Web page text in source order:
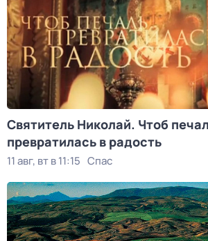
Святитель Николай. Чтоб
превратилась в радость
11 авг, вт в 11:15 Спас